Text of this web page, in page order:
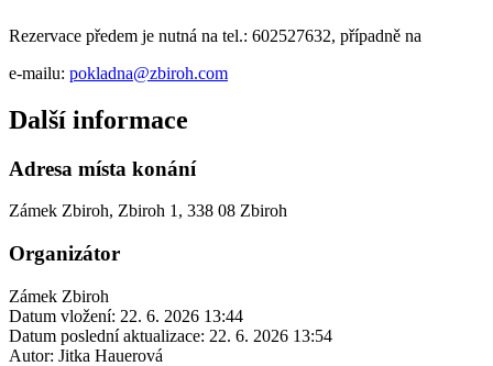
Rezervace předem je nutná na tel.: 602527632, případně na
e-mailu: pokladna@zbiroh.com
Další informace
Adresa místa konání
Zámek Zbiroh, Zbiroh 1, 338 08 Zbiroh
Organizátor
Zámek Zbiroh
Datum vložení: 22. 6. 2026 13:44
Datum poslední aktualizace: 22. 6. 2026 13:54
Autor: Jitka Hauerová